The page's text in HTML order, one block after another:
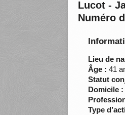
Lucot -
Numéro
Lieu de
Âge : 41
Statut
Domicile :
Type